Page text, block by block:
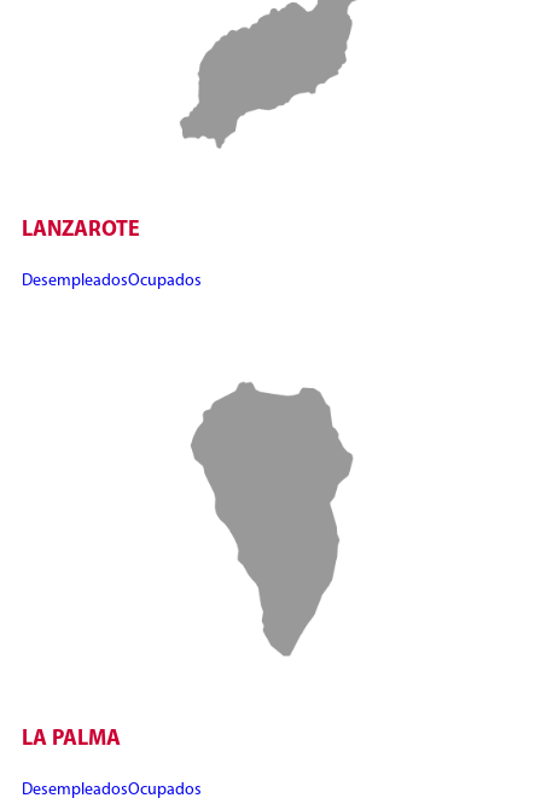
LANZAROTE
DesempleadosOcupados
LA PALMA
DesempleadosOcupados